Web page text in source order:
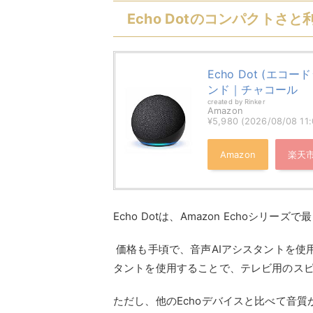
Echo Dotのコンパクトさと
Echo Dot (エコー
ンド｜チャコール
created by Rinker
Amazon
¥5,980 (2026/08/08
Amazon 楽天
Echo Dotは、Amazon Echoシリーズで
価格も手頃で、音声AIアシスタントを使
タントを使用することで、テレビ用のス
ただし、他のEchoデバイスと比べて音